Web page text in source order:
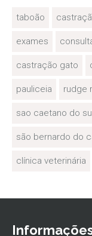
taboão
exames
castração gato
pauliceia rudge
sao caetano do
são bernardo do
clínica veterinária